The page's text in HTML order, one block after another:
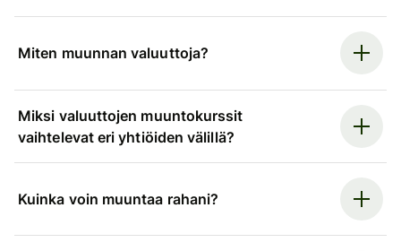
Miten muunnan valuuttoja?
Miksi valuuttojen muuntokurssit
vaihtelevat eri yhtiöiden välillä?
Kuinka voin muuntaa rahani?